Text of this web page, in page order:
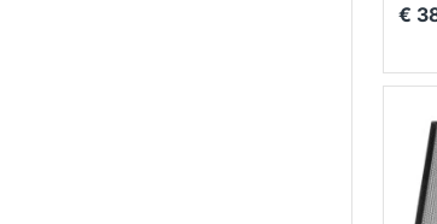
€